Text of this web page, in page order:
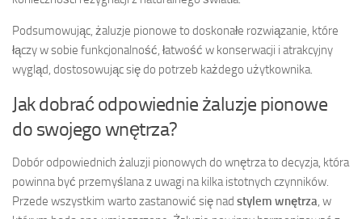
Podsumowując, żaluzje pionowe to doskonałe rozwiązanie, które
łączy w sobie funkcjonalność, łatwość w konserwacji i atrakcyjny
wygląd, dostosowując się do potrzeb każdego użytkownika.
Jak dobrać odpowiednie żaluzje pionowe
do swojego wnętrza?
Dobór odpowiednich żaluzji pionowych do wnętrza to decyzja, która
powinna być przemyślana z uwagi na kilka istotnych czynników.
Przede wszystkim warto zastanowić się nad stylem wnętrza, w